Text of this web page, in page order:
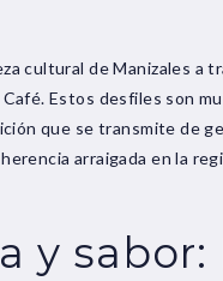
cultural de Manizales a
Estos desfiles son
que se transmite de
arraigada en la
y